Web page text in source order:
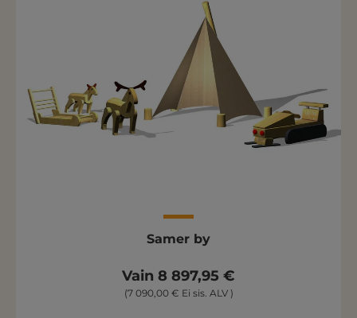
Samer by
Vain 8 897,95 €
(7 090,00 € Ei sis. ALV )